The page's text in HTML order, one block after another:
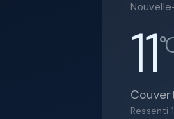
11
Ressenti